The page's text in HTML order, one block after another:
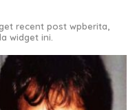
recent post wpberita,
widget ini.